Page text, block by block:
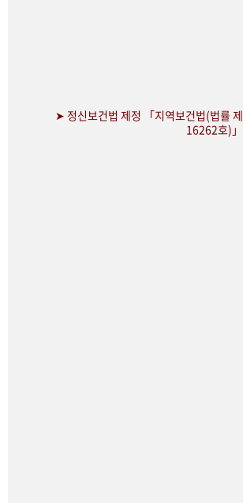
➤ 정신보건법 제정 「지역보건법(법률 제
16262호)」